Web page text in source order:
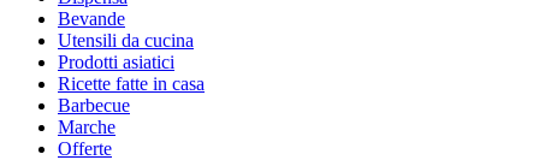
Bevande
Utensili da cucina
Prodotti asiatici
Ricette fatte in casa
Barbecue
Marche
Offerte